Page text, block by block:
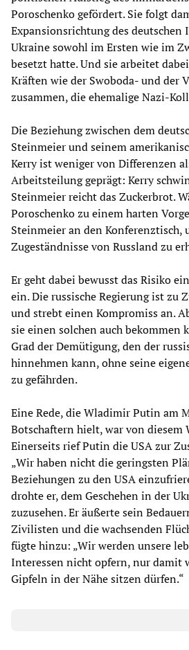
Poroschenko gefördert. Sie folgt
Expansionsrichtung des deutschen
Ukraine sowohl im Ersten wie im
besetzt hatte. Und sie arbeitet
Kräften wie der Swoboda- und der
zusammen, die ehemalige Nazi-
Die Beziehung zwischen dem
Steinmeier und seinem
Kerry ist weniger von Differenzen
Arbeitsteilung geprägt: Kerry
Steinmeier reicht das Zuckerbrot.
Poroschenko zu einem harten
Steinmeier an den Konferenztisch,
Zugeständnisse von Russland zu
Er geht dabei bewusst das Risiko
ein. Die russische Regierung ist zu
und strebt einen Kompromiss an.
sie einen solchen auch bekommen
Grad der Demütigung, den der
hinnehmen kann, ohne seine
zu gefährden.
Eine Rede, die Wladimir Putin am
Botschaftern hielt, war von diesem
Einerseits rief Putin die USA zur
„Wir haben nicht die geringsten
Beziehungen zu den USA
drohte er, dem Geschehen in der
zuzusehen. Er äußerte sein
Zivilisten und die wachsenden
fügte hinzu: „Wir werden unsere
Interessen nicht opfern, nur damit
Gipfeln in der Nähe sitzen dürfen.“